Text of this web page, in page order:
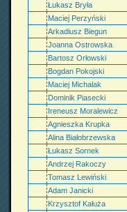
Łukasz Bryła
Maciej Perzyński
Arkadiusz Biegun
Joanna Ostrowska
Bartosz Orłowski
Bogdan Pokojski
Maciej Michalak
Dominik Piasecki
Ireneusz Moralewicz
Agnieszka Krupka
Alina Białobrzewska
Łukasz Sornek
Andrzej Rakoczy
Tomasz Lewiński
Adam Janicki
Krzysztof Kałuża